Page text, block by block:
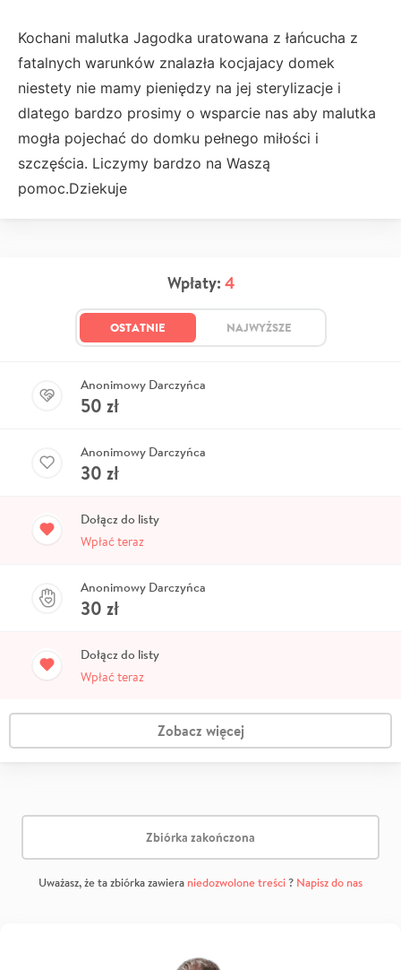
Kochani malutka Jagodka uratowana z łańcucha z
fatalnych warunków znalazła kocjajacy domek
niestety nie mamy pieniędzy na jej sterylizacje i
dlatego bardzo prosimy o wsparcie nas aby malutka
mogła pojechać do domku pełnego miłości i
szczęścia. Liczymy bardzo na Waszą
pomoc.Dziekuje
Wpłaty: 4
OSTATNIE NAJWYŻSZE
Anonimowy Darczyńca
50 zł
Anonimowy Darczyńca
30 zł
Dołącz do listy
Wpłać teraz
Anonimowy Darczyńca
30 zł
Dołącz do listy
Wpłać teraz
Zobacz więcej
Zbiórka zakończona
Uważasz, że ta zbiórka zawiera niedozwolone treści? Napisz do nas